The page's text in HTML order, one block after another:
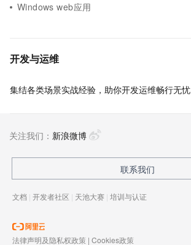
Windows web应用
开发与运维
集结各类场景实战经验，助你开发运维畅行无忧
关注我们： 新浪微博
联系我们
文档 | 开发者社区 | 天池大赛 | 培训与认证
法律声明及隐私权政策 | Cookies政策